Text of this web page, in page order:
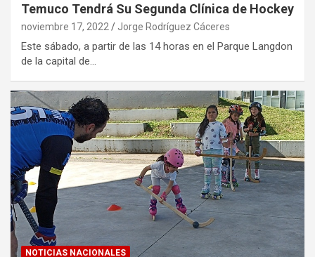
Temuco Tendrá Su Segunda Clínica de Hockey
noviembre 17, 2022 Jorge Rodríguez Cáceres
Este sábado, a partir de las 14 horas en el Parque Langdon
de la capital de…
NOTICIAS NACIONALES